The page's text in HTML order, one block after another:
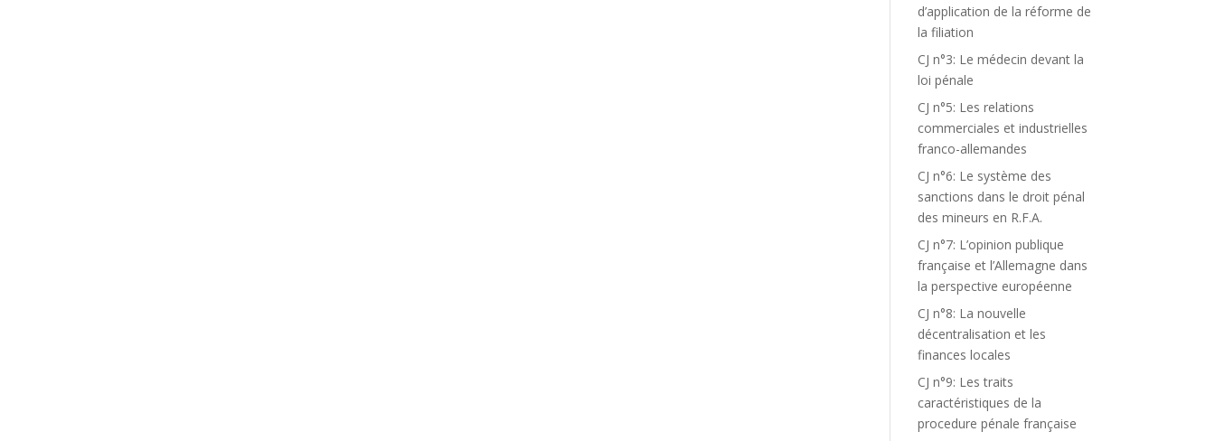
d’application de la réforme de
la filiation
CJ n°3: Le médecin devant la
loi pénale
CJ n°5: Les relations
commerciales et industrielles
franco-allemandes
CJ n°6: Le système des
sanctions dans le droit pénal
des mineurs en R.F.A.
CJ n°7: L’opinion publique
française et l’Allemagne dans
la perspective européenne
CJ n°8: La nouvelle
décentralisation et les
finances locales
CJ n°9: Les traits
caractéristiques de la
procedure pénale française